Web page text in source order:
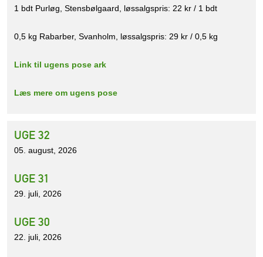
1 bdt Purløg, Stensbølgaard, løssalgspris: 22 kr / 1 bdt
0,5 kg Rabarber, Svanholm, løssalgspris: 29 kr / 0,5 kg
Link til ugens pose ark
Læs mere om ugens pose
UGE 32
05. august, 2026
UGE 31
29. juli, 2026
UGE 30
22. juli, 2026